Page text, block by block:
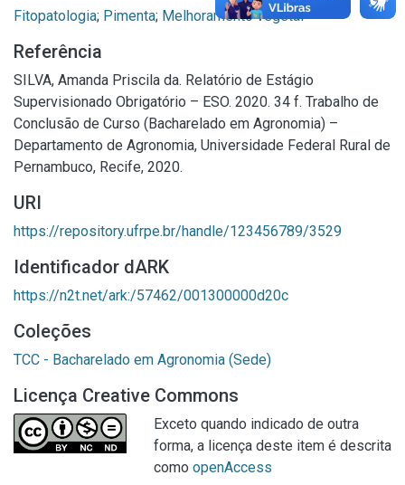
Fitopatologia; Pimenta; Melhoramento vegetal
Referência
SILVA, Amanda Priscila da. Relatório de Estágio
Supervisionado Obrigatório – ESO. 2020. 34 f. Trabalho de
Conclusão de Curso (Bacharelado em Agronomia) –
Departamento de Agronomia, Universidade Federal Rural de
Pernambuco, Recife, 2020.
URI
https://repository.ufrpe.br/handle/123456789/3529
Identificador dARK
https://n2t.net/ark:/57462/001300000d20c
Coleções
TCC - Bacharelado em Agronomia (Sede)
Licença Creative Commons
Exceto quando indicado de outra
forma, a licença deste item é descrita
como openAccess